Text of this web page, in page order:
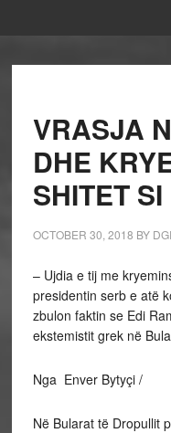
VRASJA
DHE
SHITET
OCTOBER 30, 2018 BY
– Ujdia e tij me
presidentin serb e atë
zbulon faktin se Edi
ekstemistit grek në
Nga Enver Bytyçi /
Në Bularat të Dropullit